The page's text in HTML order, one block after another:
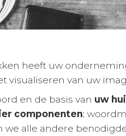
heeft uw
visualiseren van uw
en de basis van uw
componenten:
we alle andere